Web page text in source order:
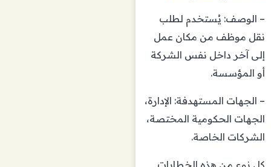
– الوصف: يُستخدم لطلب
نقل موظف من مكان عمل
إلى آخر داخل نفس الشركة
أو المؤسسة.
– الجهات المستهدفة: الإدارة،
الجهات الحكومية المختصة،
الشركات الخاصة.
كل نوع من هذه الخطابات